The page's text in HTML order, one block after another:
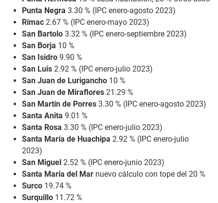
Punta Negra 3.30 % (IPC enero-agosto 2023)
Rímac 2.67 % (IPC enero-mayo 2023)
San Bartolo 3.32 % (IPC enero-septiembre 2023)
San Borja 10 %
San Isidro 9.90 %
San Luis 2.92 % (IPC enero-julio 2023)
San Juan de Lurigancho 10 %
San Juan de Miraflores 21.29 %
San Martín de Porres 3.30 % (IPC enero-agosto 2023)
Santa Anita 9.01 %
Santa Rosa 3.30 % (IPC enero-julio 2023)
Santa María de Huachipa 2.92 % (IPC enero-julio
2023)
San Miguel 2.52 % (IPC enero-junio 2023)
Santa María del Mar nuevo cálculo con tope del 20 %
Surco 19.74 %
Surquillo 11.72 %